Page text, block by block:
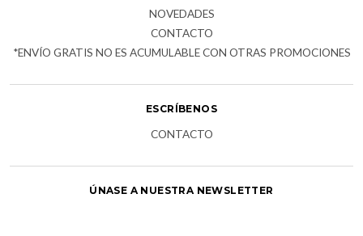
NOVEDADES
CONTACTO
*ENVÍO GRATIS NO ES ACUMULABLE CON OTRAS PROMOCIONES
ESCRÍBENOS
CONTACTO
ÚNASE A NUESTRA NEWSLETTER